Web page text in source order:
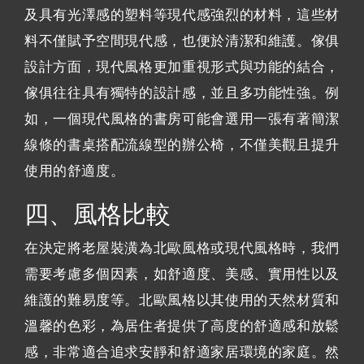
及具有光澤感的塑料等現代感強烈的材料，這些材
料不僅賦予空間現代感，也便於清潔和維護。傢俱
設計方面，現代風格更加重視形式與功能的結合，
傢俱往往具有獨特的設計感，並且多功能性強。例
如，一個現代風格的書房可能會選用一張有著簡潔
線條的書桌搭配流線型的辦公椅，不僅美觀且提升
使用的舒適度。
四、風格比較
在決定將老屋裝潢為北歐風格或現代風格時，我們
需要考慮多個因素，如舒適度、美感、實用性以及
維護的難易度等。北歐風格以其使用的天然材質和
溫馨的色彩，為居住者提供了高度的舒適感和放鬆
感，非常適合追求安靜和舒適家居環境的家庭。然